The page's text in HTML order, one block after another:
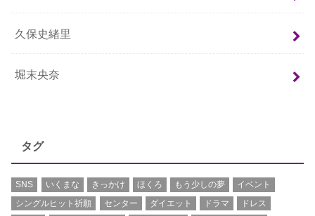
久保史緒里
堀末央奈
タグ
SNS いくまな きっかけ ほくろ もう少しの夢
イベント
シングルヒット祈願
センター ダイエット ドラマ
ドレス